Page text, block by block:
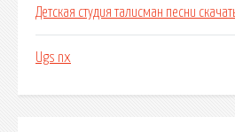
Детская студия талисман песни
Ugs nx